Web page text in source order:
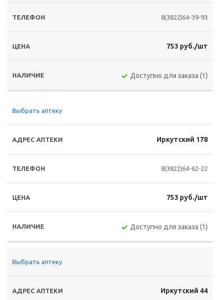
8(3822)64-39-93
753 руб./шт
Доступно для заказа (1)
Выбрать аптеку
Иркутский 178
8(3822)64-62-22
753 руб./шт
Доступно для заказа (1)
Выбрать аптеку
Иркутский 44